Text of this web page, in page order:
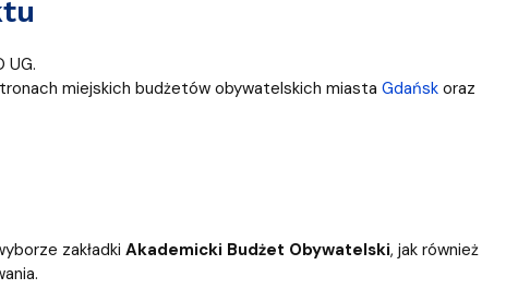
UG.
miejskich budżetów obywatelskich miasta Gdańskoraz
zakładki Akademicki Budżet Obywatelski, jak również